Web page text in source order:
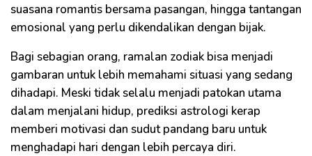
suasana romantis bersama pasangan, hingga tantangan
emosional yang perlu dikendalikan dengan bijak.
Bagi sebagian orang, ramalan zodiak bisa menjadi
gambaran untuk lebih memahami situasi yang sedang
dihadapi. Meski tidak selalu menjadi patokan utama
dalam menjalani hidup, prediksi astrologi kerap
memberi motivasi dan sudut pandang baru untuk
menghadapi hari dengan lebih percaya diri.